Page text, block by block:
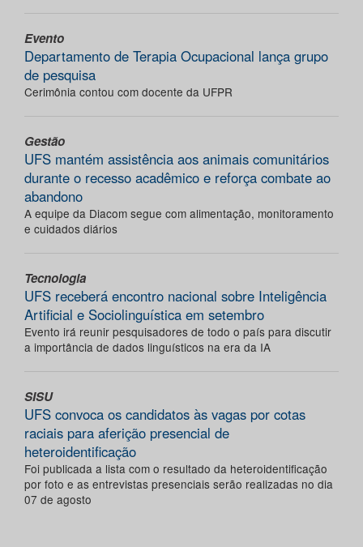
Evento
Departamento de Terapia Ocupacional lança grupo
de pesquisa
Cerimônia contou com docente da UFPR
Gestão
UFS mantém assistência aos animais comunitários
durante o recesso acadêmico e reforça combate ao
abandono
A equipe da Diacom segue com alimentação, monitoramento
e cuidados diários
Tecnologia
UFS receberá encontro nacional sobre Inteligência
Artificial e Sociolinguística em setembro
Evento irá reunir pesquisadores de todo o país para discutir
a importância de dados linguísticos na era da IA
SISU
UFS convoca os candidatos às vagas por cotas
raciais para aferição presencial de
heteroidentificação
Foi publicada a lista com o resultado da heteroidentificação
por foto e as entrevistas presenciais serão realizadas no dia
07 de agosto